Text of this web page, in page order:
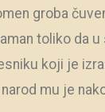
groba
toliko da
koji je
mu je